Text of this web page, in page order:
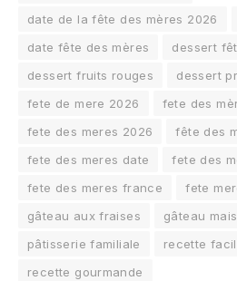
date de la fête des mères 2026
date fête des mères
dessert
dessert fruits rouges
dessert
fete de mere 2026
fete des
fete des meres 2026
fête des
fete des meres date
fete des
fete des meres france
fete
gâteau aux fraises
gâteau
pâtisserie familiale
recette
recette gourmande